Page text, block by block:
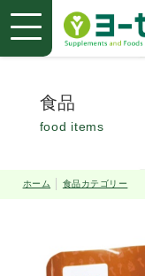
食品
food items
ホーム 食品カテゴリー